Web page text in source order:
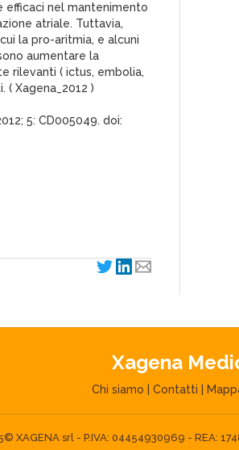
efficaci nel mantenimento
atriale. Tuttavia,
la pro-aritmia, e alcuni
aumentare la
rilevanti ( ictus, embolia,
( Xagena_2012 )
5: CD005049. doi:
Xagena
Chi siamo Contatti
XAGENA srl - P.IVA: 04454930969 - REA: